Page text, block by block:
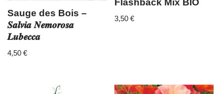
Sauge des Bois –
𝑺𝒂𝒍𝒗𝒊𝒂 𝑵𝒆𝒎𝒐𝒓𝒐𝒔𝒂
𝑳𝒖𝒃𝒆𝒄𝒄𝒂
4,50 €
3,50€